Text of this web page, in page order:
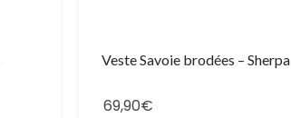
Veste Savoie brodées – Sherpa
69,90€